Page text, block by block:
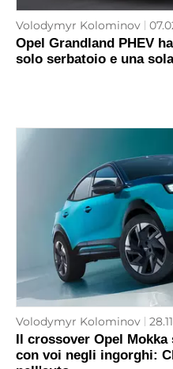
Volodymyr Kolominov
Opel Grandland PHEV
solo serbatoio e una
Volodymyr Kolominov
Il crossover Opel
con voi negli ingorghi: